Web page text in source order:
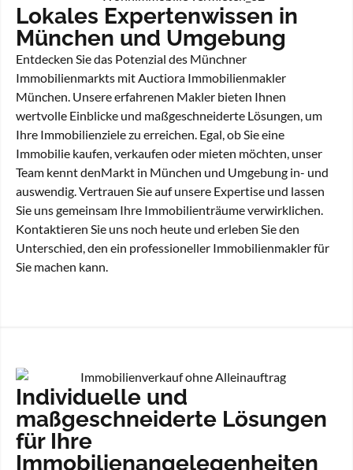
Lokales Expertenwissen in
München und Umgebung
Entdecken Sie das Potenzial des Münchner
Immobilienmarkts mit Auctiora Immobilienmakler
München. Unsere erfahrenen Makler bieten Ihnen
wertvolle Einblicke und maßgeschneiderte Lösungen, um
Ihre Immobilienziele zu erreichen. Egal, ob Sie eine
Immobilie kaufen, verkaufen oder mieten möchten, unser
Team kennt denMarkt in München und Umgebung in- und
auswendig. Vertrauen Sie auf unsere Expertise und lassen
Sie uns gemeinsam Ihre Immobilienträume verwirklichen.
Kontaktieren Sie uns noch heute und erleben Sie den
Unterschied, den ein professioneller Immobilienmakler für
Sie machen kann.
Individuelle und
maßgeschneiderte Lösungen
für Ihre
Immobilienangelegenheiten